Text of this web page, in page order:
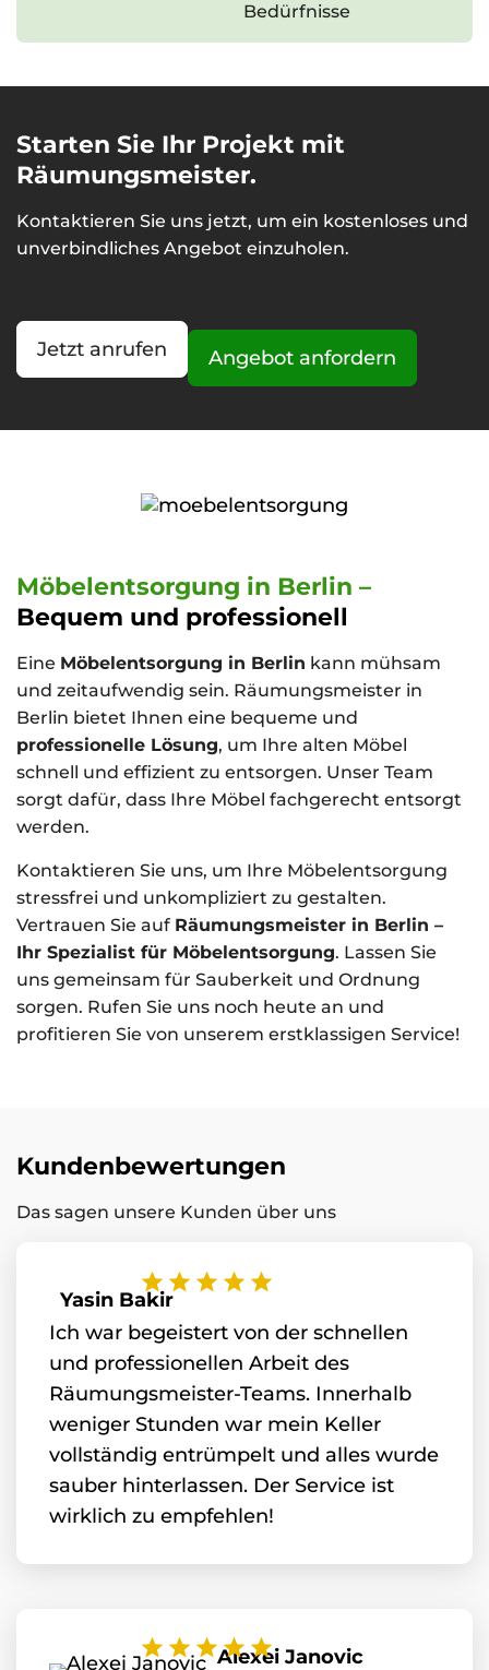
Bedürfnisse
Starten Sie Ihr Projekt mit
Räumungsmeister.
Kontaktieren Sie uns jetzt, um ein kostenloses und
unverbindliches Angebot einzuholen.
Jetzt anrufen Angebot anfordern
Möbelentsorgung in Berlin –
Bequem und professionell
Eine Möbelentsorgung in Berlin kann mühsam
und zeitaufwendig sein. Räumungsmeister in
Berlin bietet Ihnen eine bequeme und
professionelle Lösung, um Ihre alten Möbel
schnell und effizient zu entsorgen. Unser Team
sorgt dafür, dass Ihre Möbel fachgerecht entsorgt
werden.
Kontaktieren Sie uns, um Ihre Möbelentsorgung
stressfrei und unkompliziert zu gestalten.
Vertrauen Sie auf Räumungsmeister in Berlin –
Ihr Spezialist für Möbelentsorgung. Lassen Sie
uns gemeinsam für Sauberkeit und Ordnung
sorgen. Rufen Sie uns noch heute an und
profitieren Sie von unserem erstklassigen Service!
Kundenbewertungen
Das sagen unsere Kunden über uns
Yasin Bakir
Ich war begeistert von der schnellen
und professionellen Arbeit des
Räumungsmeister-Teams. Innerhalb
weniger Stunden war mein Keller
vollständig entrümpelt und alles wurde
sauber hinterlassen. Der Service ist
wirklich zu empfehlen!
Alexei Janovic